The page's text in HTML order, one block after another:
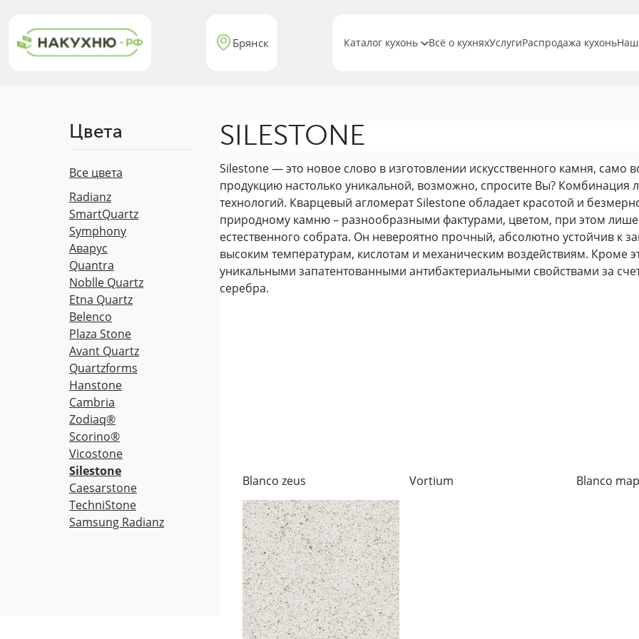
Брянск Каталог кухонь Всё о кухняхУслугиРаспродажа кухонь
Цвета
Все цвета
Radianz
SmartQuartz
Symphony
Аварус
Quantra
Noblle Quartz
Etna Quartz
Belenco
Plaza Stone
Avant Quartz
Quartzforms
Hanstone
Cambria
Zodiaq®
Scorino®
Vicostone
Silestone
Caesarstone
TechniStone
Samsung Radianz
SILESTONE
Silestone — это новое слово в изготовлении искусственного камня, само
продукцию настолько уникальной, возможно, спросите Вы? Комбинация
технологий. Кварцевый агломерат Silestone обладает красотой и
природному камню – разнообразными фактурами, цветом, при этом
естественного собрата. Он невероятно прочный, абсолютно устойчив к
высоким температурам, кислотам и механическим воздействиям. Кроме
уникальными запатентованными антибактериальными свойствами за
серебра.
Blanco zeus Vortium Blanco